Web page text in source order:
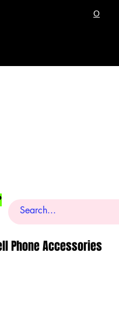
О
Phone Accessories